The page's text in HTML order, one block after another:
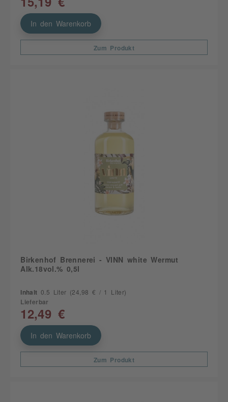
In den Warenkorb
Zum Produkt
Birkenhof Brennerei - VINN white Wermut
Alk.18vol.% 0,5l
Inhalt 0.5 Liter (24,98 € / 1 Liter)
Lieferbar
12,49 €
In den Warenkorb
Zum Produkt